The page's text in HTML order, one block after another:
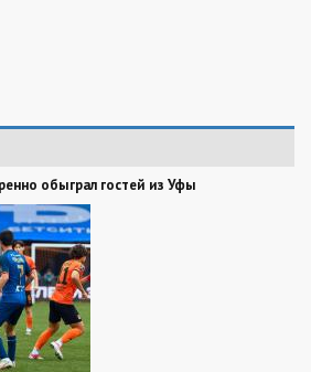
обыграл гостей из Уфы